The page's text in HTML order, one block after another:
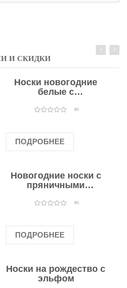
И СКИДКИ
Носки новогодние
белые с
оленями(0)
ПОДРОБНЕЕ
Новогодние носки с
пряничными
(0)
ПОДРОБНЕЕ
Носки на рождество с
эльфом